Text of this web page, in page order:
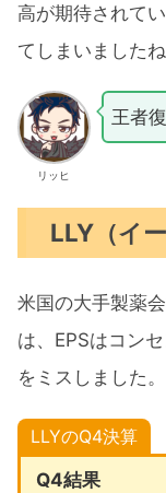
高が期待されて
てしまいましたね
リッヒ
王者
LLY（イ
米国の大手製薬
は、EPSはコン
をミスしました。
LLYのQ4決算
Q4結果